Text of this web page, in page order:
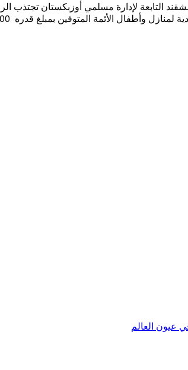
التابعة لإدارة مسلمي أوزبكستان تجتذب
عيون العالم